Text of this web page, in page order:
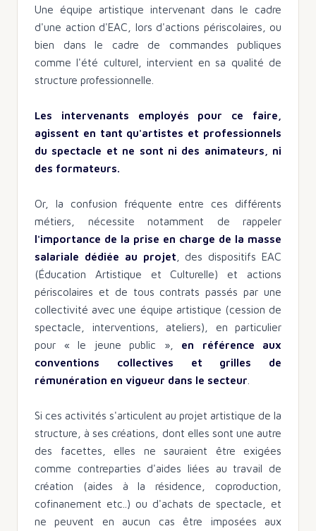
Une équipe artistique intervenant dans le cadre
d'une action d'EAC, lors d'actions périscolaires, ou
bien dans le cadre de commandes publiques
comme l'été culturel, intervient en sa qualité de
structure professionnelle.
Les intervenants employés pour ce faire,
agissent en tant qu'artistes et professionnels
du spectacle et ne sont ni des animateurs, ni
des formateurs.
Or, la confusion fréquente entre ces différents
métiers, nécessite notamment de rappeler
l'importance de la prise en charge de la masse
salariale dédiée au projet , des dispositifs EAC
(Éducation Artistique et Culturelle) et actions
périscolaires et de tous contrats passés par une
collectivité avec une équipe artistique (cession de
spectacle, interventions, ateliers), en particulier
pour « le jeune public », en référence aux
conventions collectives et grilles de
rémunération en vigueur dans le secteur
Si ces activités s'articulent au projet artistique de la
structure, à ses créations, dont elles sont une autre
des facettes, elles ne sauraient être exigées
comme contreparties d'aides liées au travail de
création (aides à la résidence, coproduction,
cofinanement etc..) ou d'achats de spectacle, et
ne peuvent en aucun cas être imposées aux